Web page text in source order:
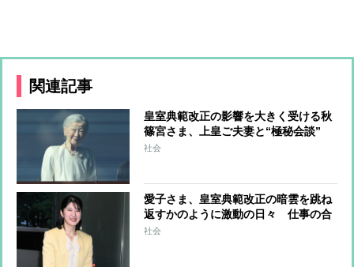
関連記事
皇室典範改正の影響を大きく受ける秋
篠宮さま、上皇ご夫妻と“極秘会談”
悠仁さまと佳子さまの結婚を含めた将
社会
愛子さま、皇室典範改正の暗雲を跳ね
返すかのように激動の日々 仕事の合
間に伊勢神宮、アジア競技大会、シン
社会